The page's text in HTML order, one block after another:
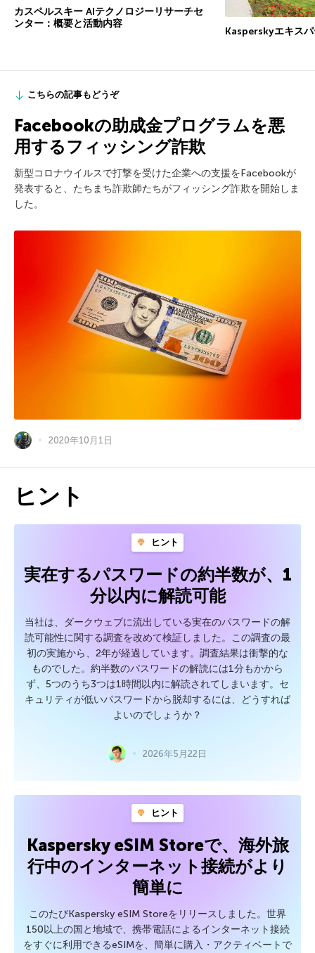
カスペルスキー AIテクノロジーリサーチセ
ンター：概要と活動内容
Kasperskyエキス
こちらの記事もどうぞ
Facebookの助成金プログラムを悪
用するフィッシング詐欺
新型コロナウイルスで打撃を受けた企業への支援をFacebookが
発表すると、たちまち詐欺師たちがフィッシング詐欺を開始しま
した。
2020年10月1日
ヒント
ヒント
実在するパスワードの約半数が、1
分以内に解読可能
当社は、ダークウェブに流出している実在のパスワードの解
読可能性に関する調査を改めて検証しました。この調査の最
初の実施から、2年が経過しています。調査結果は衝撃的な
ものでした。約半数のパスワードの解読には1分もかから
ず、5つのうち3つは1時間以内に解読されてしまいます。セ
キュリティが低いパスワードから脱却するには、どうすれば
よいのでしょうか？
2026年5月22日
ヒント
Kaspersky eSIM Storeで、海外旅
行中のインターネット接続がより
簡単に
このたびKaspersky eSIM Storeをリリースしました。世界
150以上の国と地域で、携帯電話によるインターネット接続
をすぐに利用できるeSIMを、簡単に購入・アクティベートで